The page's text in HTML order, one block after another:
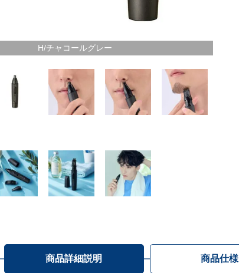
H/チャコールグレー
商品詳細説明 商品仕様